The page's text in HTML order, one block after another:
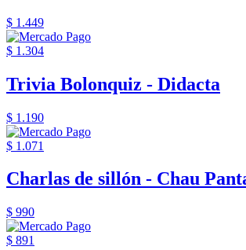
$ 1.449
$ 1.304
Trivia Bolonquiz - Didacta
$ 1.190
$ 1.071
Charlas de sillón - Chau
$ 990
$ 891